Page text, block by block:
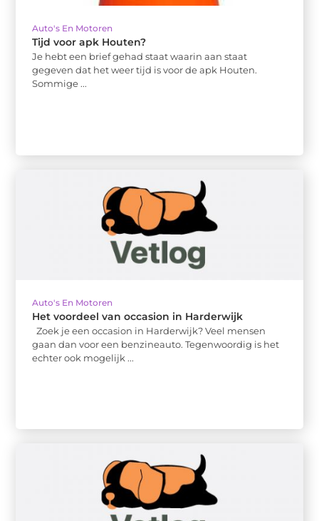
Auto's En Motoren
Tijd voor apk Houten?
Je hebt een brief gehad staat waarin aan staat
gegeven dat het weer tijd is voor de apk Houten.
Sommige ...
Auto's En Motoren
Het voordeel van occasion in Harderwijk
Zoek je een occasion in Harderwijk? Veel mensen
gaan dan voor een benzineauto. Tegenwoordig is het
echter ook mogelijk ...